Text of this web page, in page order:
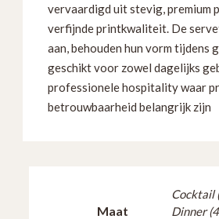
vervaardigd uit stevig, premium
verfijnde printkwaliteit. De
aan, behouden hun vorm tijdens
geschikt voor zowel dagelijks
professionele hospitality waar
betrouwbaarheid belangrijk zijn
Maat
Cocktail
Dinner